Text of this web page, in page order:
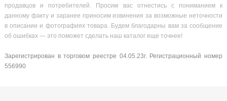
продавцов и потребителей. Просим вас отнестись с пониманием к
данному факту и заранее приносим извинения за возможные неточности
в описании и фотографиях товара. Будем благодарны вам за сообщение
об ошибках — это поможет сделать наш каталог еще точнее!
Зарегистрирован в торговом реестре 04.05.23г. Регистрационный номер
556990